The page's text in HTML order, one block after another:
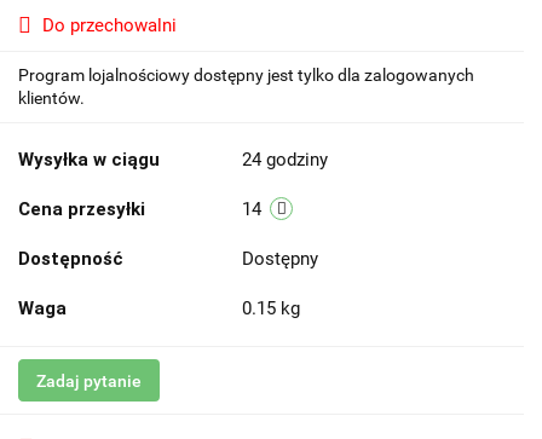
Do przechowalni
Program lojalnościowy dostępny jest tylko dla zalogowanych
klientów.
Wysyłka w ciągu 24 godziny
Cena przesyłki 14
Dostępność Dostępny
Waga 0.15 kg
Zadaj pytanie